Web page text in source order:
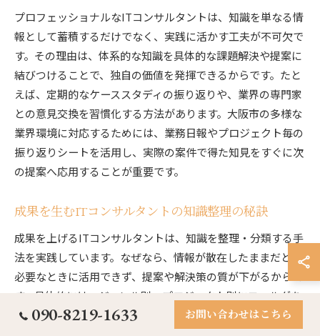
プロフェッショナルなITコンサルタントは、知識を単なる情
報として蓄積するだけでなく、実践に活かす工夫が不可欠で
す。その理由は、体系的な知識を具体的な課題解決や提案に
結びつけることで、独自の価値を発揮できるからです。たと
えば、定期的なケーススタディの振り返りや、業界の専門家
との意見交換を習慣化する方法があります。大阪市の多様な
業界環境に対応するためには、業務日報やプロジェクト毎の
振り返りシートを活用し、実際の案件で得た知見をすぐに次
の提案へ応用することが重要です。
成果を生むITコンサルタントの知識整理の秘訣
成果を上げるITコンサルタントは、知識を整理・分類する手
法を実践しています。なぜなら、情報が散在したままだと、
必要なときに活用できず、提案や解決策の質が下がるからで
す。具体的には、ジャンル別・プロジェクト別にフォルダを
分けたり、タグ付けしたりすることで、情報検索の効率が大
090-8219-1633 お問い合わせはこちら